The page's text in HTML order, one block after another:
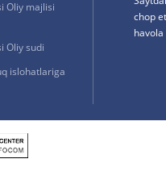
Oliy majlisi
Oliy sudi
islohatlariga
chop